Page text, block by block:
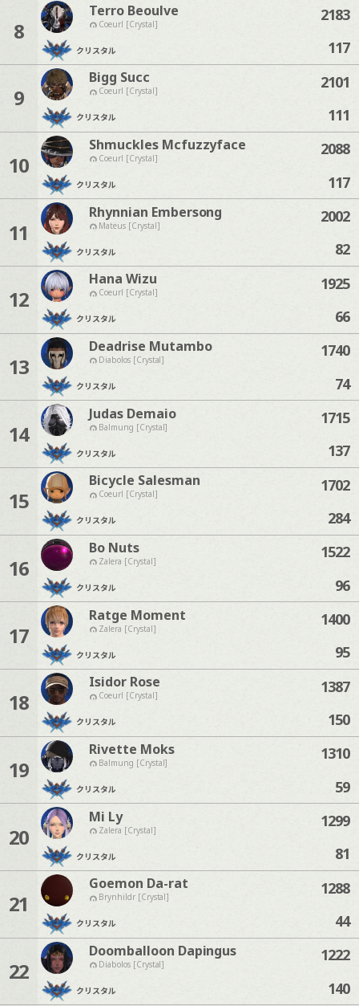
8
Terro Beoulve
Coeurl [Crystal]
クリスタル
2183
117
9
Bigg Succ
Coeurl [Crystal]
クリスタル
2101
111
10
Shmuckles Mcfuzzyface
Coeurl [Crystal]
クリスタル
2088
117
11
Rhynnian Embersong
Mateus [Crystal]
クリスタル
2002
82
12
Hana Wizu
Coeurl [Crystal]
クリスタル
1925
66
13
Deadrise Mutambo
Diabolos [Crystal]
クリスタル
1740
74
14
Judas Demaio
Balmung [Crystal]
クリスタル
1715
137
15
Bicycle Salesman
Coeurl [Crystal]
クリスタル
1702
284
16
Bo Nuts
Zalera [Crystal]
クリスタル
1522
96
17
Ratge Moment
Zalera [Crystal]
クリスタル
1400
95
18
Isidor Rose
Coeurl [Crystal]
クリスタル
1387
150
19
Rivette Moks
Balmung [Crystal]
クリスタル
1310
59
20
Mi Ly
Zalera [Crystal]
クリスタル
1299
81
21
Goemon Da-rat
Brynhildr [Crystal]
クリスタル
1288
44
22
Doomballoon Dapingus
Diabolos [Crystal]
クリスタル
1222
140